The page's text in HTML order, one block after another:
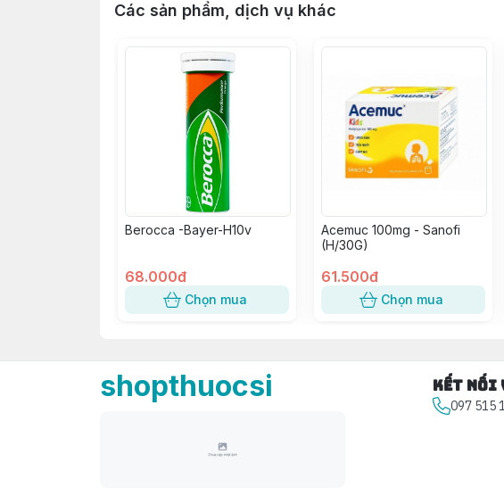
Các sản phẩm, dịch vụ khác
Berocca -Bayer-H10v
68.000đ
Chọn mua
Acemuc 100mg - Sanofi
(H/30G)
61.500đ
Chọn mua
shopthuocsi Kết nối
097 515